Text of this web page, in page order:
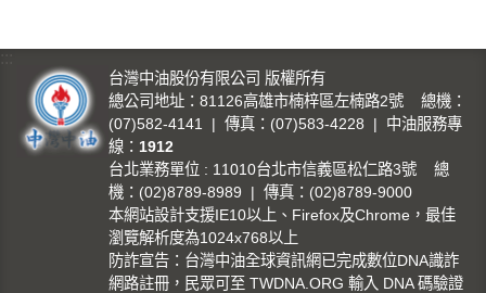
台灣中油股份有限公司 版權所有
總公司地址：81126高雄市楠梓區左楠路2號 總機：
(07)582-4141 | 傳真：(07)583-4228 | 中油服務專
線： 1912
台北業務單位 : 11010台北市信義區松仁路3號 總
機：(02)8789-8989 | 傳真：(02)8789-9000
本網站設計支援IE10以上、Firefox及Chrome，最佳
瀏覽解析度為1024x768以上
防詐宣告：台灣中油全球資訊網已完成數位DNA識詐
網路註冊，民眾可至 TWDNA.ORG 輸入 DNA 碼驗證